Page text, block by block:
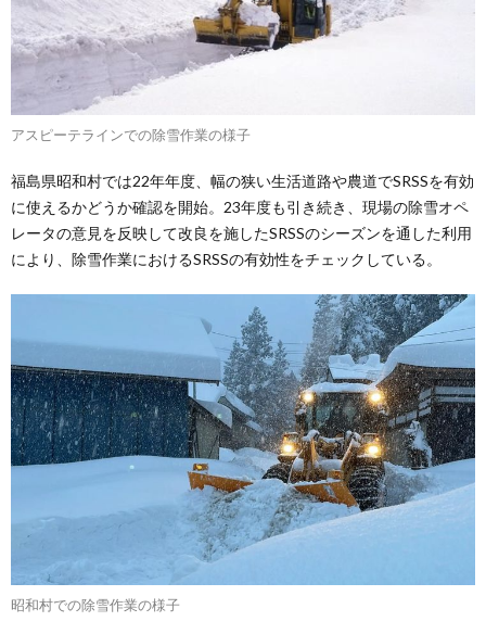
アスピーテラインでの除雪作業の様子
福島県昭和村では22年年度、幅の狭い生活道路や農道でSRSSを有効
に使えるかどうか確認を開始。23年度も引き続き、現場の除雪オペ
レータの意見を反映して改良を施したSRSSのシーズンを通した利用
により、除雪作業におけるSRSSの有効性をチェックしている。
昭和村での除雪作業の様子